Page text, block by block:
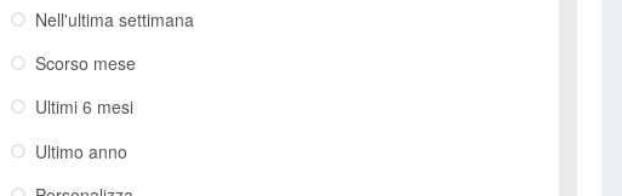
Nell'ultima settimana
Scorso mese
Ultimi 6 mesi
Ultimo anno